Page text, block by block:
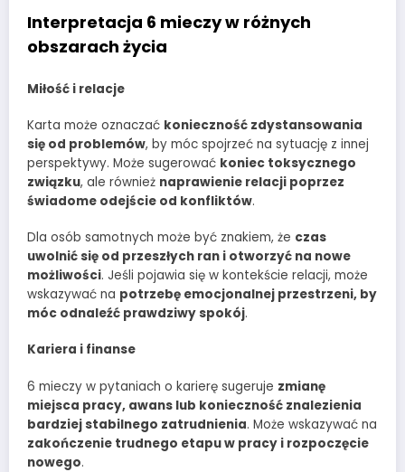
Interpretacja 6 mieczy w różnych
obszarach życia
Miłość i relacje
Karta może oznaczać konieczność zdystansowania
się od problemów, by móc spojrzeć na sytuację z innej
perspektywy. Może sugerować koniec toksycznego
związku, ale również naprawienie relacji poprzez
świadome odejście od konfliktów.
Dla osób samotnych może być znakiem, że czas
uwolnić się od przeszłych ran i otworzyć na nowe
możliwości. Jeśli pojawia się w kontekście relacji, może
wskazywać na potrzebę emocjonalnej przestrzeni, by
móc odnaleźć prawdziwy spokój.
Kariera i finanse
6 mieczy w pytaniach o karierę sugeruje zmianę
miejsca pracy, awans lub konieczność znalezienia
bardziej stabilnego zatrudnienia. Może wskazywać na
zakończenie trudnego etapu w pracy i rozpoczęcie
nowego.